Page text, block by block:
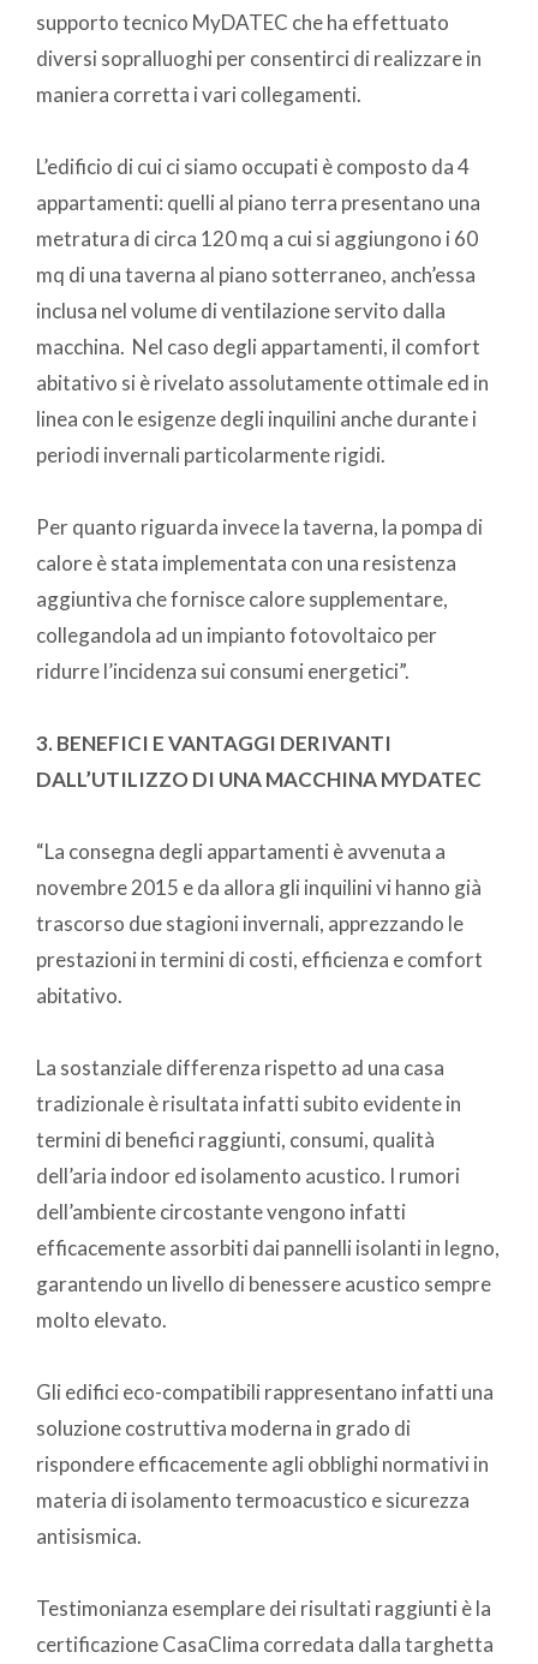
supporto tecnico MyDATEC che ha effettuato
diversi sopralluoghi per consentirci di realizzare in
maniera corretta i vari collegamenti.
L’edificio di cui ci siamo occupati è composto da 4
appartamenti: quelli al piano terra presentano una
metratura di circa 120 mq a cui si aggiungono i 60
mq di una taverna al piano sotterraneo, anch’essa
inclusa nel volume di ventilazione servito dalla
macchina. Nel caso degli appartamenti, il comfort
abitativo si è rivelato assolutamente ottimale ed in
linea con le esigenze degli inquilini anche durante i
periodi invernali particolarmente rigidi.
Per quanto riguarda invece la taverna, la pompa di
calore è stata implementata con una resistenza
aggiuntiva che fornisce calore supplementare,
collegandola ad un impianto fotovoltaico per
ridurre l’incidenza sui consumi energetici”.
3. BENEFICI E VANTAGGI DERIVANTI
DALL’UTILIZZO DI UNA MACCHINA MYDATEC
“La consegna degli appartamenti è avvenuta a
novembre 2015 e da allora gli inquilini vi hanno già
trascorso due stagioni invernali, apprezzando le
prestazioni in termini di costi, efficienza e comfort
abitativo.
La sostanziale differenza rispetto ad una casa
tradizionale è risultata infatti subito evidente in
termini di benefici raggiunti, consumi, qualità
dell’aria indoor ed isolamento acustico. I rumori
dell’ambiente circostante vengono infatti
efficacemente assorbiti dai pannelli isolanti in legno,
garantendo un livello di benessere acustico sempre
molto elevato.
Gli edifici eco-compatibili rappresentano infatti una
soluzione costruttiva moderna in grado di
rispondere efficacemente agli obblighi normativi in
materia di isolamento termoacustico e sicurezza
antisismica.
Testimonianza esemplare dei risultati raggiunti è la
certificazione CasaClima corredata dalla targhetta